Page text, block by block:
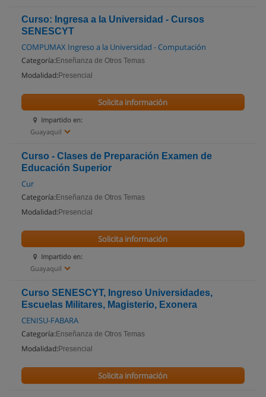
Curso: Ingresa a la Universidad - Cursos
SENESCYT
COMPUMAX Ingreso a la Universidad - Computación
Categoría: Enseñanza de Otros Temas
Modalidad: Presencial
Impartido en:
Guayaquil
Solicita información
Curso - Clases de Preparación Examen de
Educación Superior
Cur
Categoría: Enseñanza de Otros Temas
Modalidad: Presencial
Impartido en:
Guayaquil
Solicita información
Curso SENESCYT, Ingreso Universidades,
Escuelas Militares, Magisterio, Exonera
CENISU-FABARA
Categoría: Enseñanza de Otros Temas
Modalidad: Presencial
Solicita información